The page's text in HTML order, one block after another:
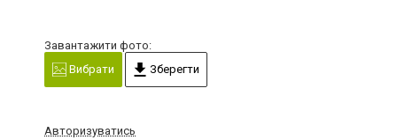
Завантажити фото:
Вибрати
Зберегти
Авторизуватись